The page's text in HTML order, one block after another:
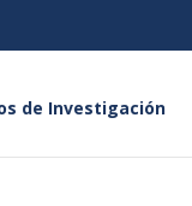
de Investigación